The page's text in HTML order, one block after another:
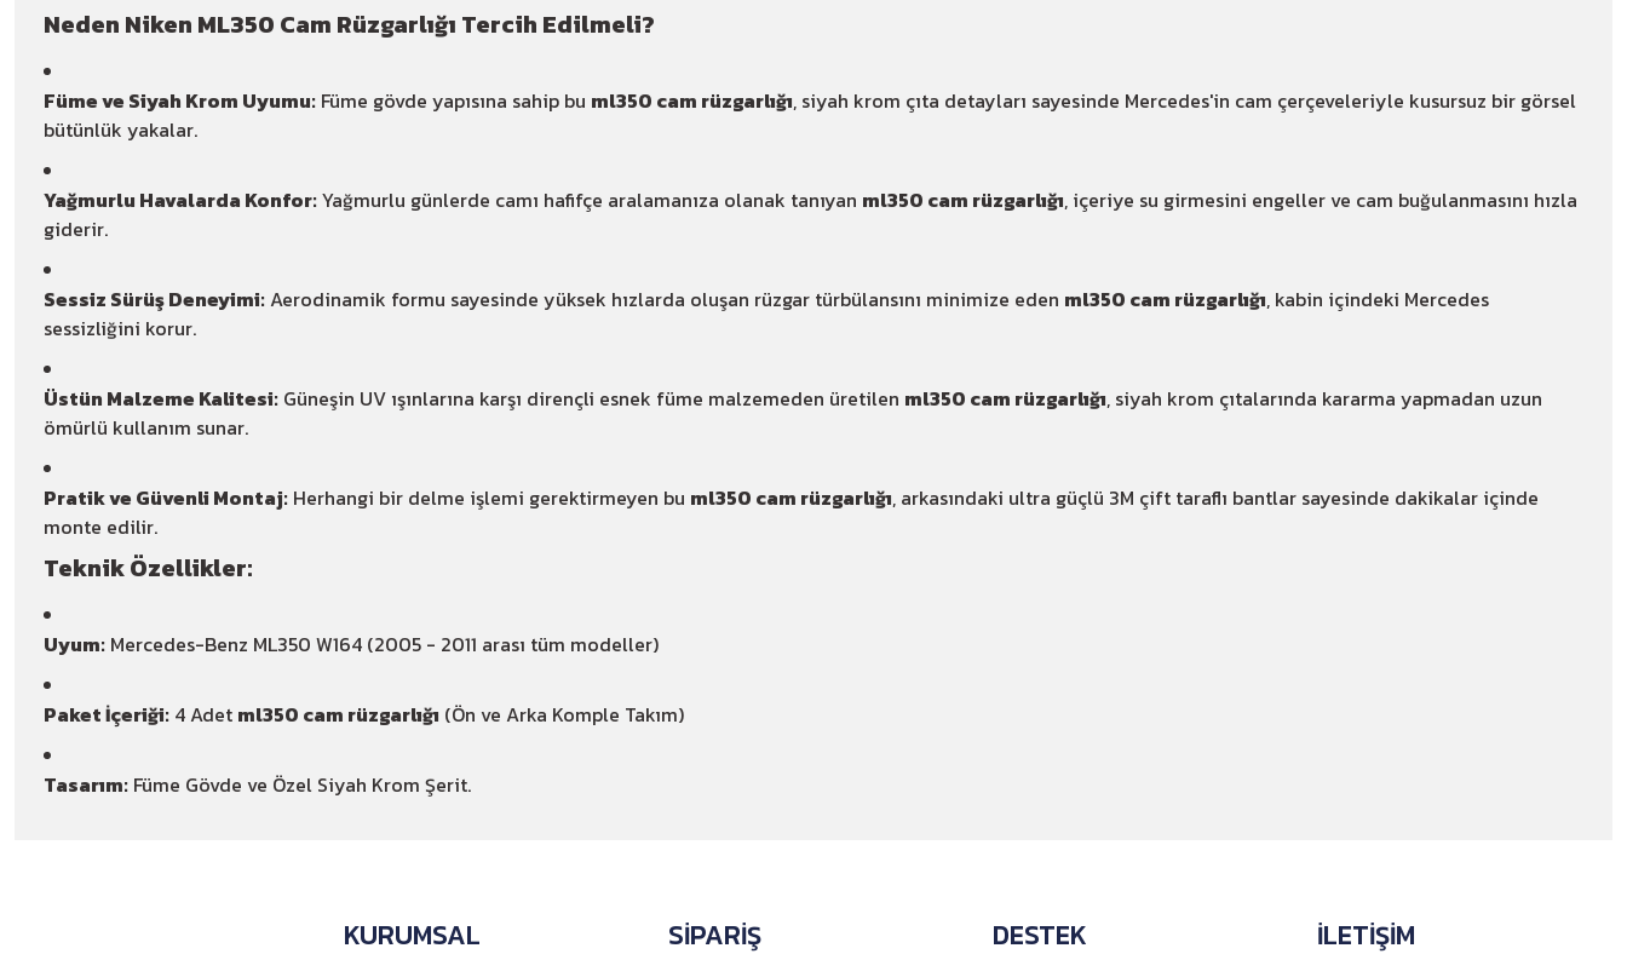
Neden Niken ML350 Cam Rüzgarlığı Tercih Edilmeli?
Füme ve Siyah Krom Uyumu: Füme gövde yapısına sahip bu ml350 cam rüzgarlığı, siyah krom çıta detayları sayesinde Mercedes'in cam çerçeveleriyle kusursuz bir görsel
bütünlük yakalar.
Yağmurlu Havalarda Konfor:Yağmurlu günlerde camı hafifçe aralamanıza olanak tanıyan ml350 cam rüzgarlığı, içeriye su girmesini engeller ve cam buğulanmasını hızla
giderir.
Sessiz Sürüş Deneyimi:Aerodinamik formu sayesinde yüksek hızlarda oluşan rüzgar türbülansını minimize eden ml350 cam rüzgarlığı, kabin içindeki Mercedes
sessizliğini korur.
Üstün Malzeme Kalitesi: Güneşin UV ışınlarına karşı dirençli esnek füme malzemeden üretilen ml350 cam rüzgarlığı, siyah krom çıtalarında kararma yapmadan uzun
ömürlü kullanım sunar.
Pratik ve Güvenli Montaj: Herhangi bir delme işlemi gerektirmeyen bu ml350 cam rüzgarlığı, arkasındaki ultra güçlü 3M çift taraflı bantlar sayesinde dakikalar içinde
monte edilir.
Teknik Özellikler:
Uyum: Mercedes-Benz ML350 W164 (2005 - 2011 arası tüm modeller)
Paket İçeriği: 4 Adet ml350 cam rüzgarlığı (Ön ve Arka Komple Takım)
Tasarım: Füme Gövde ve Özel Siyah Krom Şerit.
KURUMSAL SİPARİŞ DESTEK İLETİŞİM